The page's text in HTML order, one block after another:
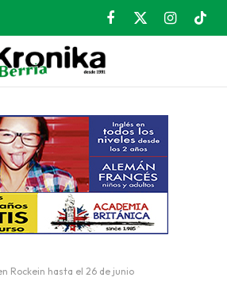
Facebook
X
Instagram
Rockein hasta el 26 de junio